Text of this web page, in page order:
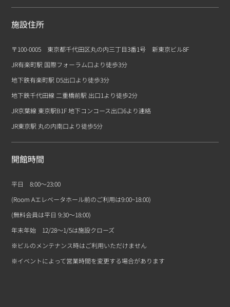
施設住所
〒100-0005 東京都千代田区丸の内三丁目3番1号 新東京ビル8F
JR有楽町駅 国際フォーラム口より徒歩3分
地下鉄有楽町駅 D5出口より徒歩3分
地下鉄千代田線 二重橋前駅 出口1より徒歩2分
JR京葉線 東京駅B1F 地下コンコース出口6より連絡
JR東京駅 丸の内南口より徒歩5分
開館時間
平日 8:00〜23:00
(Room Aエレベータホール前のご利用は9:00~18:00)
(無料会員は平日 9:30～18:00)
年末年始 12/28～1/5は施設クローズ
※ビルのメンテナンス時はご利用いただけません
※イベントによって営業時間を変更する場合があります